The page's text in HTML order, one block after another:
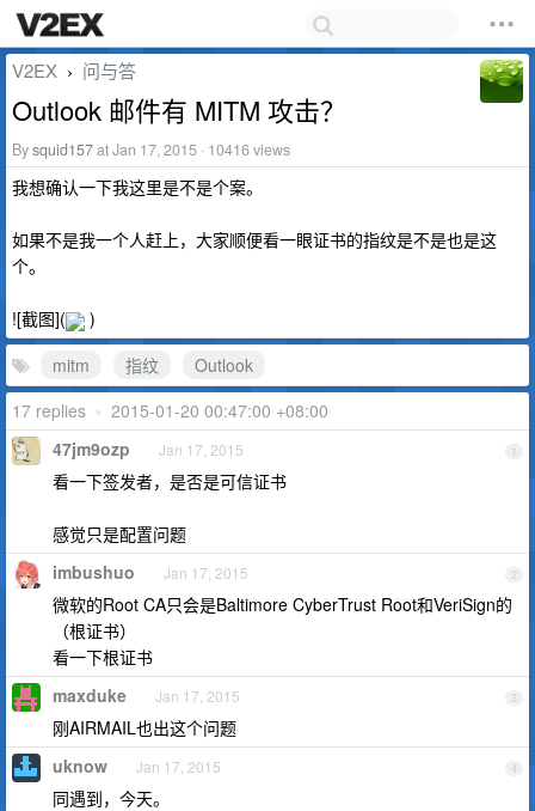
V2EX › 问与答
Outlook 邮件有 MITM 攻击？
Bysquid157at Jan 17, 2015 · 10416 views
我想确认一下我这里是不是个案。
如果不是我一个人赶上，大家顺便看一眼证书的指纹是不是也是这
个。
![截图](
)
mitm
指纹
Outlook
17 replies • 2015-01-20 00:47:00 +08:00
1
47jm9ozp Jan 17, 2015
看一下签发者，是否是可信证书
感觉只是配置问题
2
imbushuo Jan 17, 2015
微软的Root CA只会是Baltimore CyberTrust Root和VeriSign的
（根证书）
看一下根证书
3
maxduke Jan 17, 2015
刚AIRMAIL也出这个问题
4
uknow Jan 17, 2015
同遇到，今天。